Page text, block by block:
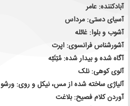
آبادکننده: عامر
آسیای دستی: مرداس
آشوب و بلوا: غائله
آشورشناس فرانسوی: اپرت
آگاه شده و بیدار شده: مُتِنَبّه
آلوی کوهی: نلک
آلیاژی ساخته شده از مس، نیکل و روی: ورشو
آوردن کلام فصیح: بلاغت